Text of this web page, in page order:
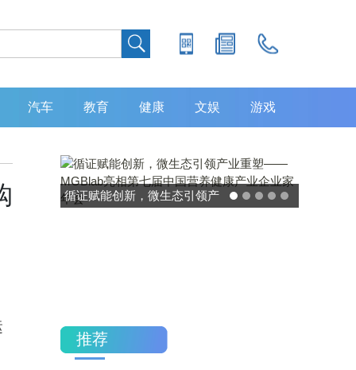
汽车 教育 健康 文娱 游戏
灵敏度超 80% 特异性 99%！
推荐